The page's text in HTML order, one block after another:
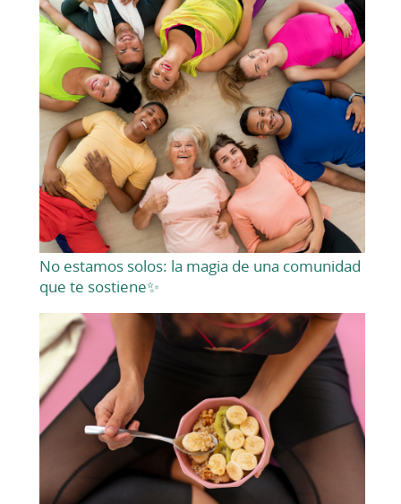
No estamos solos: la magia de una comunidad
que te sostiene✨